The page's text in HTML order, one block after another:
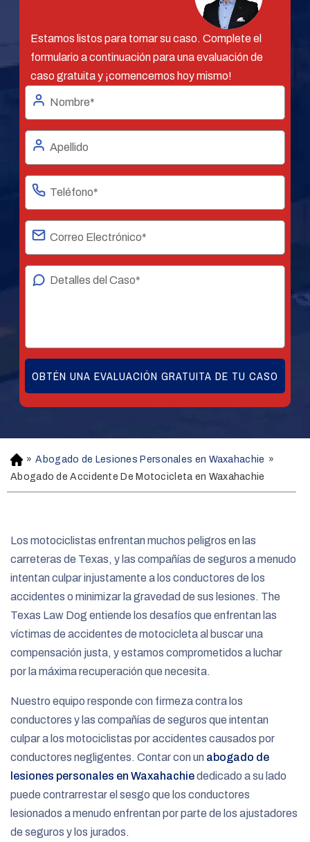
Estamos listos para tomar su caso. Complete el
formulario a continuación para una evaluación de
caso gratuita y ¡comencemos hoy mismo!
H
o
m
» Abogado de Lesiones Personales en Waxahachie »
Abogado de Accidente De Motocicleta en Waxahachie
Los motociclistas enfrentan muchos peligros en las
carreteras de Texas, y las compañías de seguros a menudo
intentan culpar injustamente a los conductores de los
accidentes o minimizar la gravedad de sus lesiones. The
Texas Law Dog entiende los desafíos que enfrentan las
víctimas de accidentes de motocicleta al buscar una
compensación justa, y estamos comprometidos a luchar
por la máxima recuperación que necesita.
Nuestro equipo responde con firmeza contra los
conductores y las compañías de seguros que intentan
culpar a los motociclistas por accidentes causados por
conductores negligentes. Contar con un abogado de
lesiones personales en Waxahachiededicado a su lado
puede contrarrestar el sesgo que los conductores
lesionados a menudo enfrentan por parte de los ajustadores
de seguros y los jurados.